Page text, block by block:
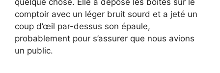
comptoir avec un léger bruit sourd et a jeté un
coup d’œil par-dessus son épaule,
probablement pour s’assurer que nous avions
un public.